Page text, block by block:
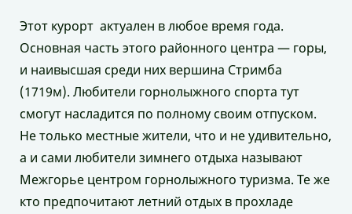
Этот курорт актуален в любое время года.
Основная часть этого районного центра — горы,
и наивысшая среди них вершина Стримба
(1719м). Любители горнолыжного спорта тут
смогут насладится по полному своим отпуском.
Не только местные жители, что и не удивительно,
а и сами любители зимнего отдыха называют
Межгорье центром горнолыжного туризма. Те же
кто предпочитают летний отдых в прохладе